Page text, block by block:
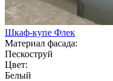
Шкаф-купе Флек
Материал фасада:
Пескоструй
Цвет:
Белый